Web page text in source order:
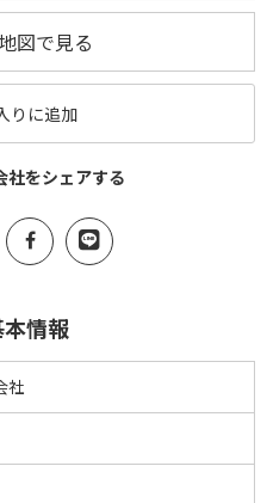
図で見る
りに追加
社をシェアする
情報
社